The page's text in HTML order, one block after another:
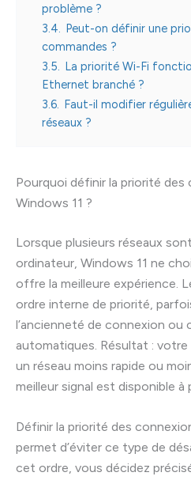
problème ?
3.4. Peut-on définir une
commandes ?
3.5. La priorité Wi-Fi
Ethernet branché ?
3.6. Faut-il modifier
réseaux ?
Pourquoi définir la priorité des
Windows 11 ?
Lorsque plusieurs réseaux
ordinateur, Windows 11 ne
offre la meilleure expérience.
ordre interne de priorité,
l’ancienneté de connexion ou
automatiques. Résultat :
un réseau moins rapide ou
meilleur signal est disponible à
Définir la priorité des
permet d’éviter ce type de
cet ordre, vous décidez